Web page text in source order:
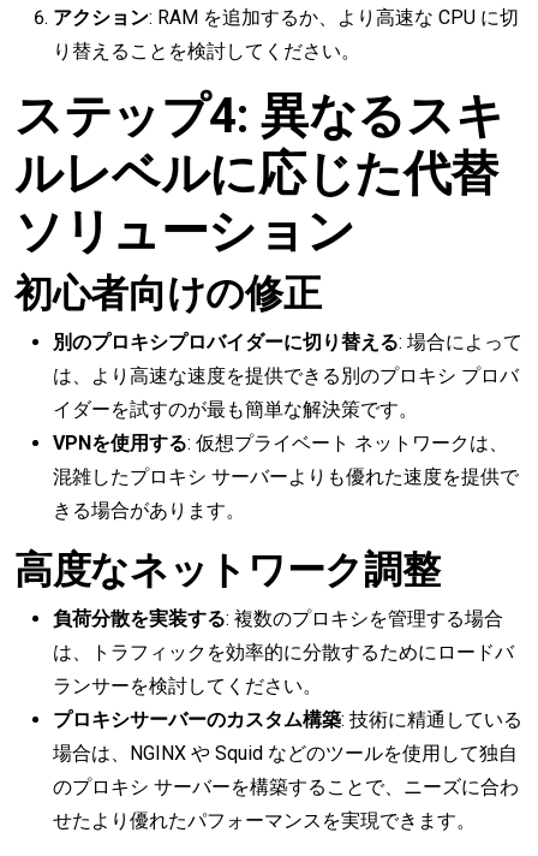
アクション: RAM を追加するか、より高速な CPU に切
り替えることを検討してください。
ステップ4: 異なるスキ
ルレベルに応じた代替
ソリューション
初心者向けの修正
別のプロキシプロバイダーに切り替える: 場合によって
は、より高速な速度を提供できる別のプロキシ プロバ
イダーを試すのが最も簡単な解決策です。
VPNを使用する: 仮想プライベート ネットワークは、
混雑したプロキシ サーバーよりも優れた速度を提供で
きる場合があります。
高度なネットワーク調整
負荷分散を実装する: 複数のプロキシを管理する場合
は、トラフィックを効率的に分散するためにロードバ
ランサーを検討してください。
プロキシサーバーのカスタム構築: 技術に精通している
場合は、NGINX や Squid などのツールを使用して独自
のプロキシ サーバーを構築することで、ニーズに合わ
せたより優れたパフォーマンスを実現できます。